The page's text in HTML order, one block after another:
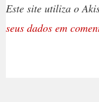
Este site utiliza o
seus dados em